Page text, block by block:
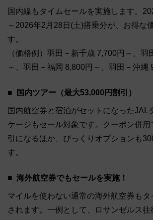
国内線もタイムセールを実施します。
～2026年2月28日(土)搭乗分が、お得な
す。
（価格例）羽田－新千歳 7,700円～、羽
～、羽田－福岡 8,800円～、羽田－沖縄
国内ツアー（最大53,000円割引）
国内航空券と宿泊がセットになったJAL
ケージもセール対象です。クーポン併用
引になるほか、びっくりオプションも
す。
海外航空券でもセールを実施！
マイルを使わない通常の海外航空券も
されます。一例として、ロサンゼルス